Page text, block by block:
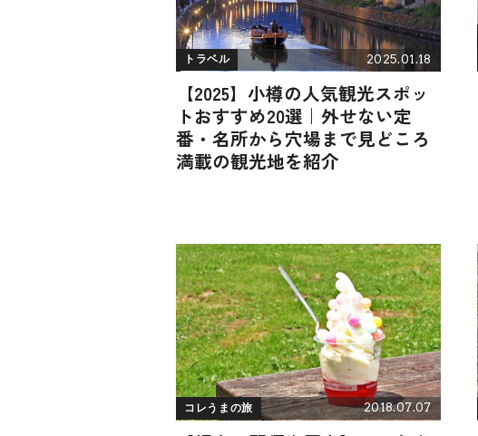
トラベル 2025.01.18
【2025】小樽の人気観光スポッ
トおすすめ20選｜外せない定
番・名所から穴場まで見どころ
満載の観光地を紹介
コレうまの旅 2018.07.07